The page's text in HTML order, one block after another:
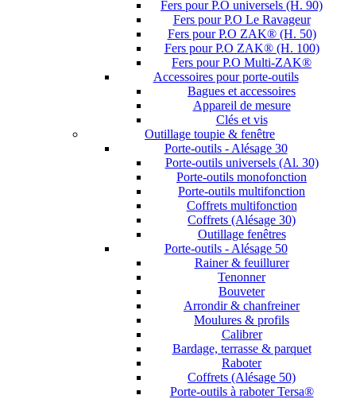
Fers pour P.O universels (H. 90)
Fers pour P.O Le Ravageur
Fers pour P.O ZAK® (H. 50)
Fers pour P.O ZAK® (H. 100)
Fers pour P.O Multi-ZAK®
Accessoires pour porte-outils
Bagues et accessoires
Appareil de mesure
Clés et vis
Outillage toupie & fenêtre
Porte-outils - Alésage 30
Porte-outils universels (Al. 30)
Porte-outils monofonction
Porte-outils multifonction
Coffrets multifonction
Coffrets (Alésage 30)
Outillage fenêtres
Porte-outils - Alésage 50
Rainer & feuillurer
Tenonner
Bouveter
Arrondir & chanfreiner
Moulures & profils
Calibrer
Bardage, terrasse & parquet
Raboter
Coffrets (Alésage 50)
Porte-outils à raboter Tersa®